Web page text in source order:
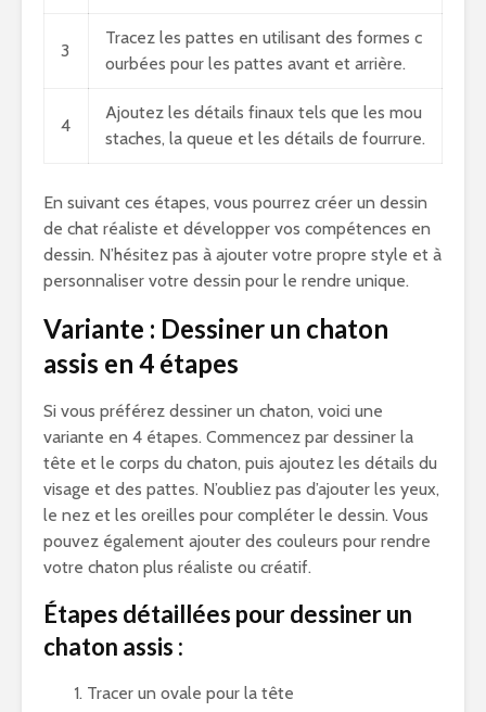
3
Tracez les pattes en utilisant des formes c
ourbées pour les pattes avant et arrière.
4
Ajoutez les détails finaux tels que les mou
staches, la queue et les détails de fourrure.
En suivant ces étapes, vous pourrez créer un dessin
de chat réaliste et développer vos compétences en
dessin. N’hésitez pas à ajouter votre propre style et à
personnaliser votre dessin pour le rendre unique.
Variante : Dessiner un chaton
assis en 4 étapes
Si vous préférez dessiner un chaton, voici une
variante en 4 étapes. Commencez par dessiner la
tête et le corps du chaton, puis ajoutez les détails du
visage et des pattes. N’oubliez pas d’ajouter les yeux,
le nez et les oreilles pour compléter le dessin. Vous
pouvez également ajouter des couleurs pour rendre
votre chaton plus réaliste ou créatif.
Étapes détaillées pour dessiner un
chaton assis :
Tracer un ovale pour la tête